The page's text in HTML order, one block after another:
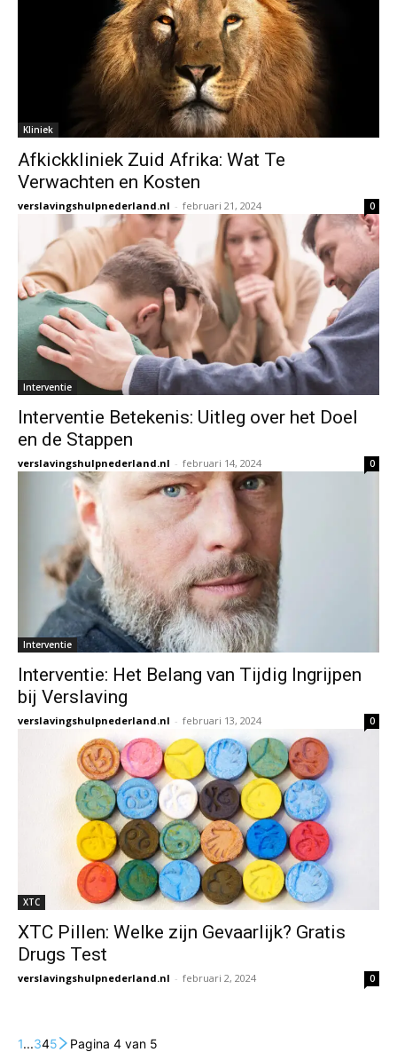
Kliniek
Afkickkliniek Zuid Afrika: Wat Te
Verwachten en Kosten
verslavingshulpnederland.nl - februari 21, 2024 0
Interventie
Interventie Betekenis: Uitleg over het Doel
en de Stappen
verslavingshulpnederland.nl - februari 14, 2024 0
Interventie
Interventie: Het Belang van Tijdig Ingrijpen
bij Verslaving
verslavingshulpnederland.nl - februari 13, 2024 0
XTC
XTC Pillen: Welke zijn Gevaarlijk? Gratis
Drugs Test
verslavingshulpnederland.nl - februari 2, 2024 0
1...345 Pagina 4 van 5